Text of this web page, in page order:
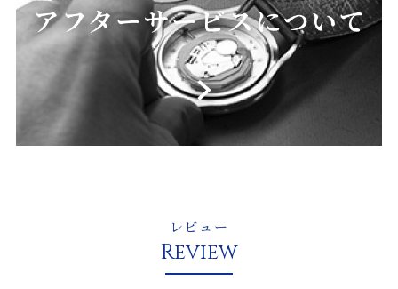
レビュー
Review